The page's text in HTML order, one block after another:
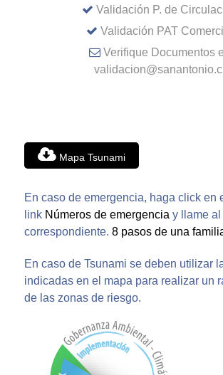
Validación P. de
Validación PAT
Verifique Documentos
validacion@sanantonio.cl
Mapa Tsunami
En caso de emergencia, haga click en
link Números de emergencia y llame
correspondiente. 8 pasos de una
En caso de Tsunami se deben utilizar
indicadas en el mapa para realizar un
de las zonas de riesgo.